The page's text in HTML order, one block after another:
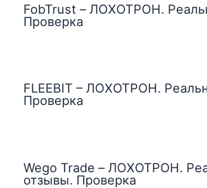
FobTrust – ЛОХОТРОН.
Проверка
FLEEBIT – ЛОХОТРОН.
Проверка
Wego Trade – ЛОХОТРОН.
отзывы. Проверка